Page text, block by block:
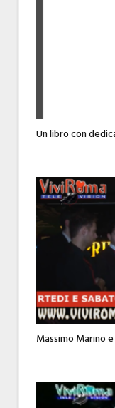
Un libro con
Massimo Marino